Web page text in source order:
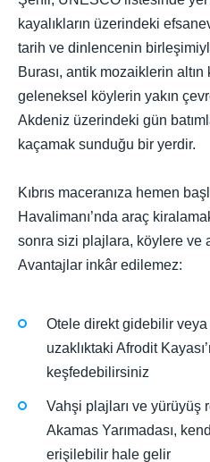
kayalıkların üzerindeki
tarih ve dinlencenin
Burası, antik mozaiklerin
geleneksel köylerin yakın
Akdeniz üzerindeki gün
kaçamak sunduğu bir yerdir.
Kıbrıs maceranıza hemen
Havalimanı’nda araç
sonra sizi plajlara, köylere ve
Avantajlar inkâr edilemez:
Otele direkt gidebilir
uzaklıktaki Afrodit
keşfedebilirsiniz
Vahşi plajları ve yürüyüş
Akamas Yarımadası,
erişilebilir hale gelir